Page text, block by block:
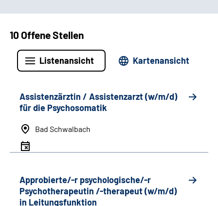
10 Offene Stellen
Listenansicht Kartenansicht
Assistenzärztin / Assistenzarzt (w/m/d)
für die Psychosomatik
Bad Schwalbach
Approbierte/-r psychologische/-r
Psychotherapeutin /-therapeut (w/m/d)
in Leitungsfunktion